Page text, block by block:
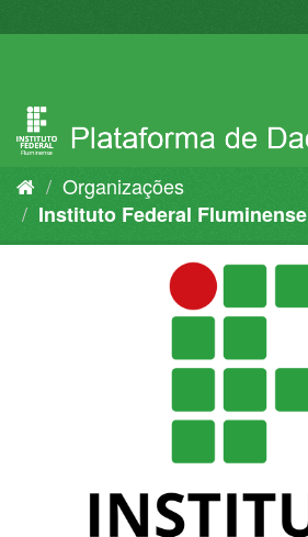
para
Organizações
Instituto Federal Fluminense